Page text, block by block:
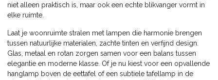
niet alleen praktisch is, maar ook een echte blikvanger vormt in
elke ruimte.
Laat je woonruimte stralen met lampen die harmonie brengen
tussen natuurlijke materialen, zachte tinten en verfijnd design.
Glas, metaal en rotan zorgen samen voor een balans tussen
elegantie en moderne klasse. Of je nu kiest voor een opvallende
hanglamp boven de eettafel of een subtiele tafellamp in de